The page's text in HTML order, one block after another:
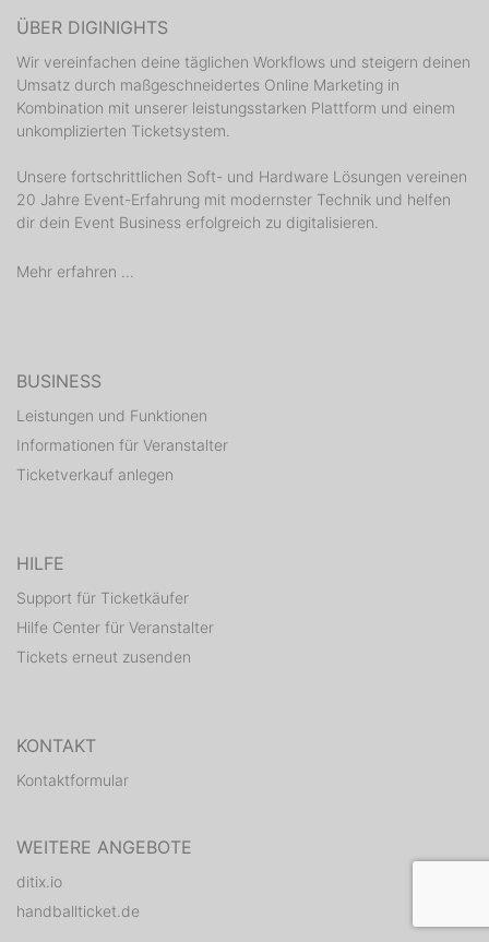
ÜBER DIGINIGHTS
Wir vereinfachen deine täglichen Workflows und steigern deinen
Umsatz durch maßgeschneidertes Online Marketing in
Kombination mit unserer leistungsstarken Plattform und einem
unkomplizierten Ticketsystem.
Unsere fortschrittlichen Soft- und Hardware Lösungen vereinen
20 Jahre Event-Erfahrung mit modernster Technik und helfen
dir dein Event Business erfolgreich zu digitalisieren.
Mehr erfahren ...
BUSINESS
Leistungen und Funktionen
Informationen für Veranstalter
Ticketverkauf anlegen
HILFE
Support für Ticketkäufer
Hilfe Center für Veranstalter
Tickets erneut zusenden
KONTAKT
Kontaktformular
WEITERE ANGEBOTE
ditix.io
handballticket.de